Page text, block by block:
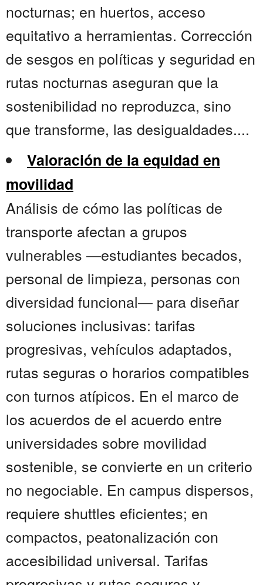
nocturnas; en huertos, acceso
equitativo a herramientas. Corrección
de sesgos en políticas y seguridad en
rutas nocturnas aseguran que la
sostenibilidad no reproduzca, sino
que transforme, las desigualdades....
Valoración de la equidad en
movilidad
Análisis de cómo las políticas de
transporte afectan a grupos
vulnerables —estudiantes becados,
personal de limpieza, personas con
diversidad funcional— para diseñar
soluciones inclusivas: tarifas
progresivas, vehículos adaptados,
rutas seguras o horarios compatibles
con turnos atípicos. En el marco de
los acuerdos de el acuerdo entre
universidades sobre movilidad
sostenible, se convierte en un criterio
no negociable. En campus dispersos,
requiere shuttles eficientes; en
compactos, peatonalización con
accesibilidad universal. Tarifas